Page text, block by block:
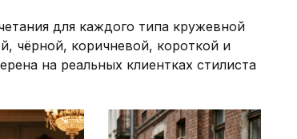
для каждого типа кружевной
чёрной, коричневой, короткой и
на реальных клиентках стилиста